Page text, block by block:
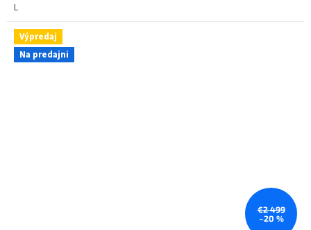
L
Výpredaj
Na predajni
€2 499
–20 %